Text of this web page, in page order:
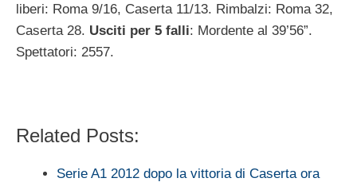
liberi: Roma 9/16, Caserta 11/13. Rimbalzi: Roma 32,
Caserta 28. Usciti per 5 falli: Mordente al 39’56”.
Spettatori: 2557.
Related Posts:
Serie A1 2012 dopo la vittoria di Caserta ora